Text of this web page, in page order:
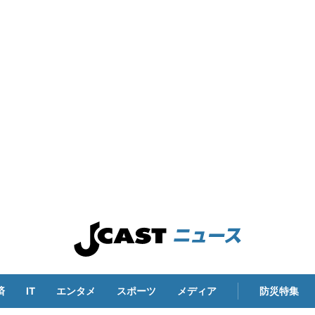
IT エンタメ スポーツ メディア 防災特集